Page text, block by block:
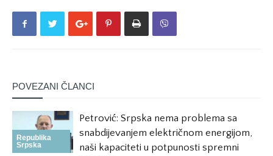
POVEZANI ČLANCI
Republika
Srpska
Petrović: Srpska nema problema sa
snabdijevanjem električnom energijom,
naši kapaciteti u potpunosti spremni